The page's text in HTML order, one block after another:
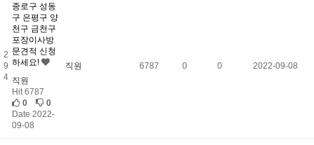
2
9
4
종로구 성동
구 은평구 양
천구 금천구
포장이사방
문견적 신청
하세요!
직원
Hit 6787
0
0
Date 2022-
09-08
직원 6787 0 0 2022-09-08